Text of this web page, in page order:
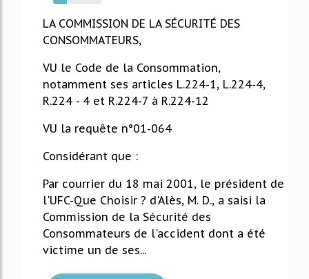
28%
LA COMMISSION DE LA SÉCURITÉ DES
CONSOMMATEURS,
VU le Code de la Consommation,
notamment ses articles L.224-1, L.224-4,
R.224 - 4 et R.224-7 à R.224-12
VU la requête n°01-064
Considérant que :
Par courrier du 18 mai 2001, le président de
l'UFC-Que Choisir ? d'Alès, M. D., a saisi la
Commission de la Sécurité des
Consommateurs de l'accident dont a été
victime un de ses...